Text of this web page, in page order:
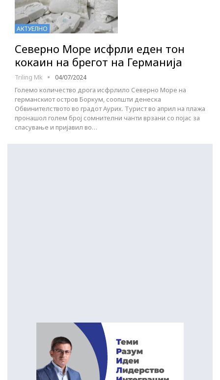
АКТУЕЛНО
Северно Море исфрли еден тон
кокаин на брегот на Германија
Triling Mk 04/07/2024
Големо количество дрога исфрлило Северно Море на
германскиот остров Боркум, соопшти денеска
Обвинителството во градот Аурих. Турист во април на плажа
пронашол голем број сомнителни чанти врзани со појас за
спасување и пријавил во…